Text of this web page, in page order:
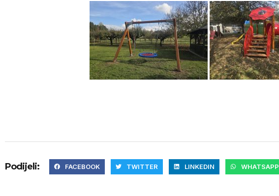
Podijeli: FACEBOOK TWITTER LINKEDIN WHATSAPP